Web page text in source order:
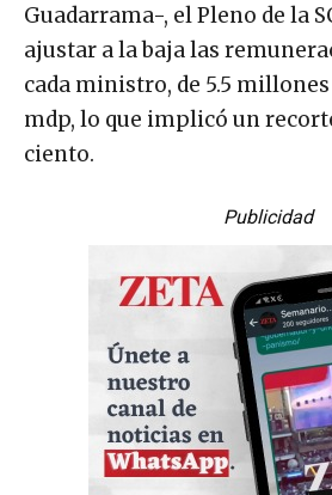
Guadarrama-, el Pleno de la
ajustar a la baja las
cada ministro, de 5.5 millones
mdp, lo que implicó un
ciento.
Publicidad